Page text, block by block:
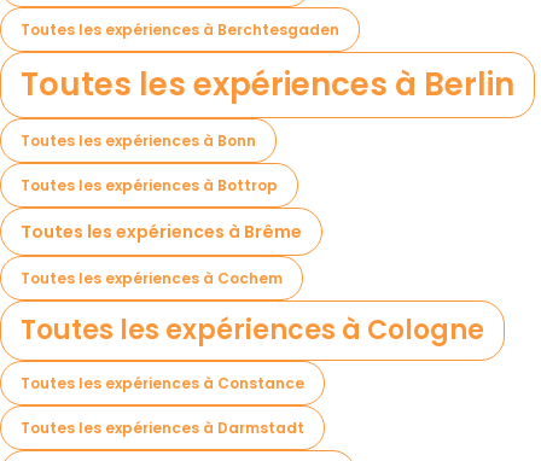
Toutes les expériences à Berchtesgaden
Toutes les expériences à Berlin
Toutes les expériences à Bonn
Toutes les expériences à Bottrop
Toutes les expériences à Brême
Toutes les expériences à Cochem
Toutes les expériences à Cologne
Toutes les expériences à Constance
Toutes les expériences à Darmstadt